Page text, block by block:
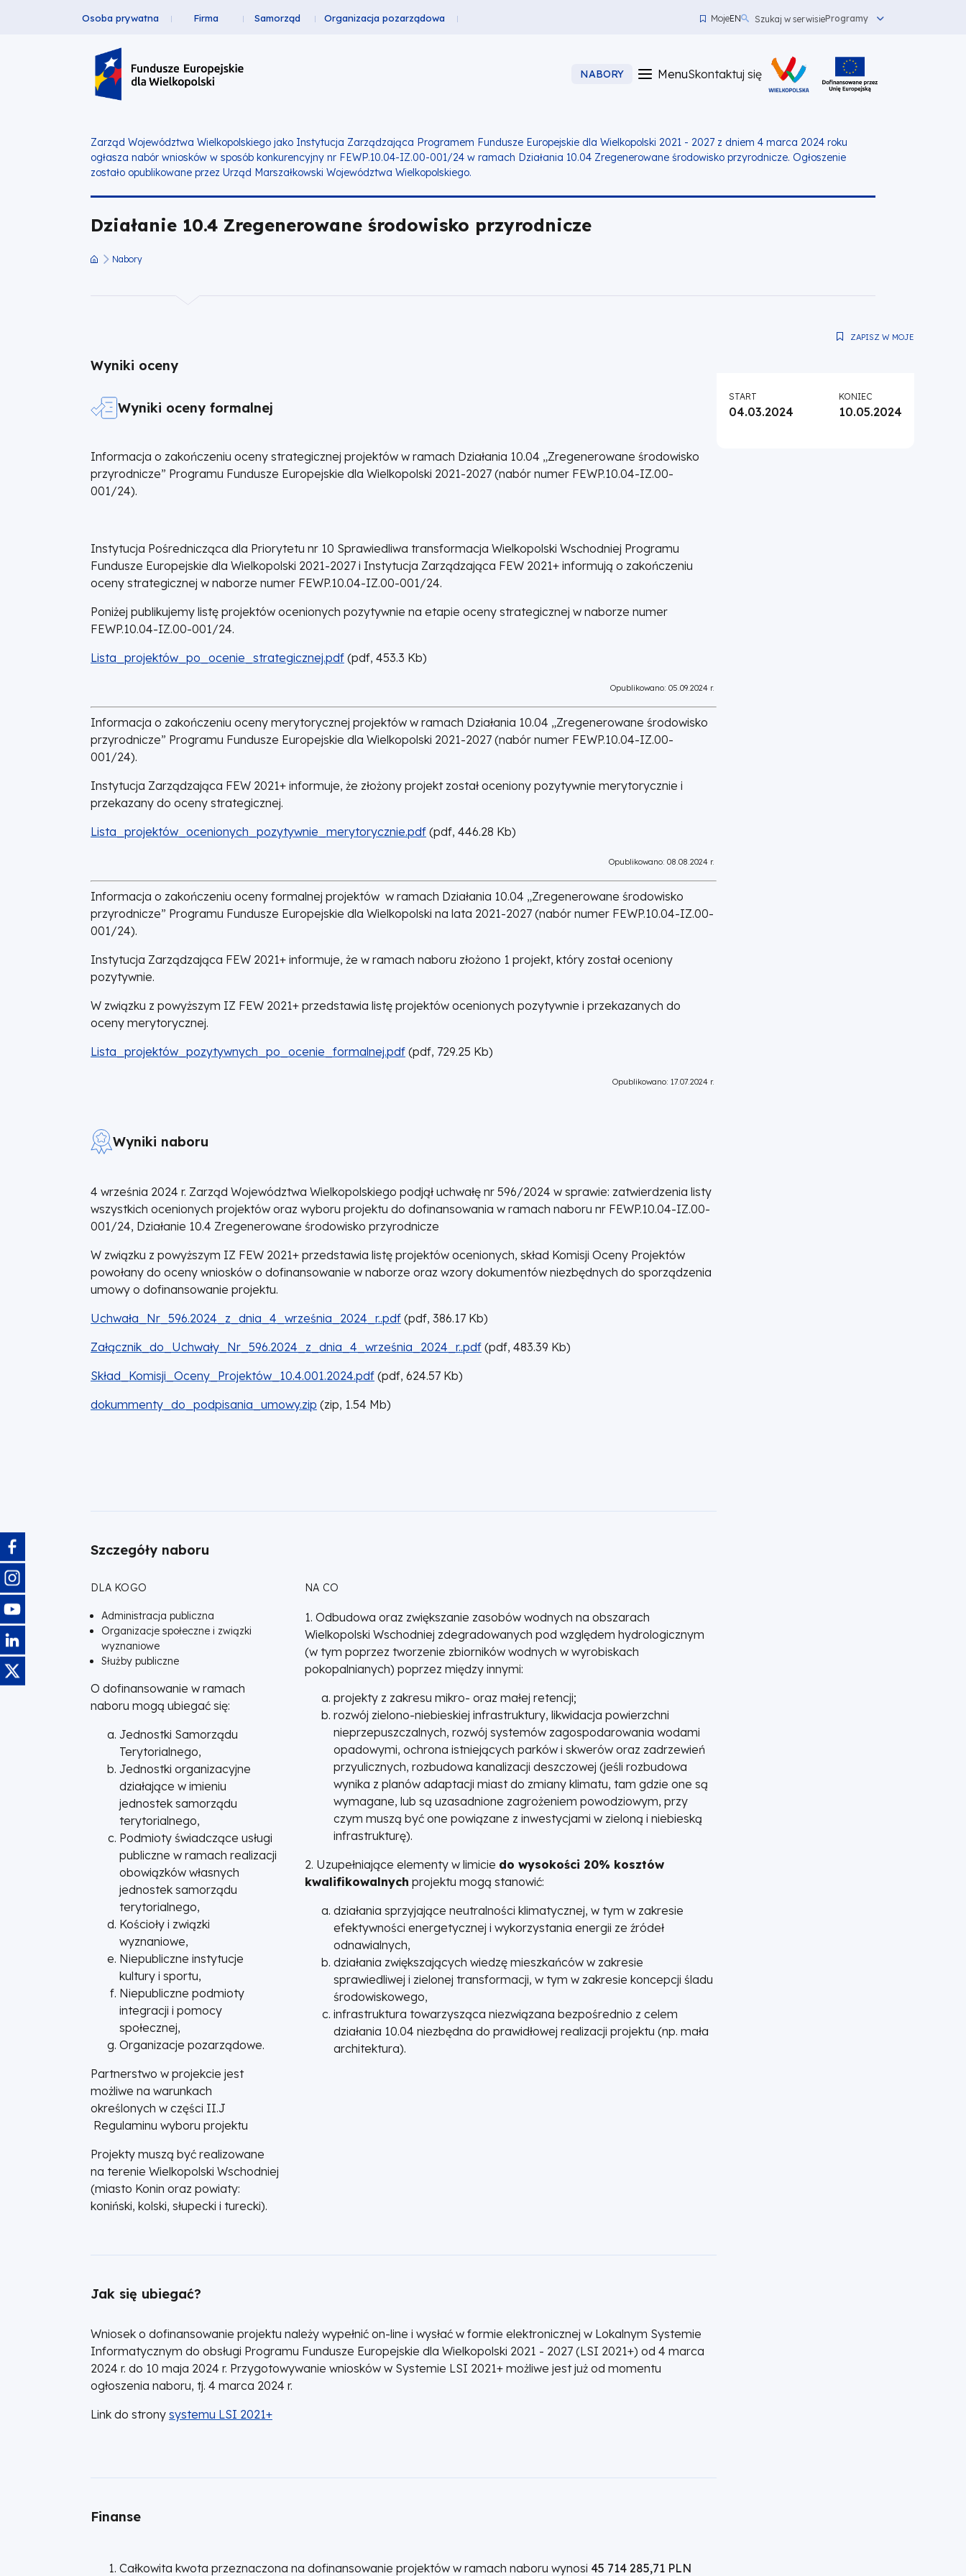
Zregenerowane
środowisko
przyrodnicze
Fundusze
Header
Top
Osoba prywatna Firma Samorząd Organizacja pozarządowa MojeEN
top
left
Szukaj w serwisieProgramy
NABORY Menu
Skontaktuj
Skontaktuj się
Zarząd Województwa Wielkopolskiego jako Instytucja Zarządzająca Programem Fundusze Europejskie dla Wielkopolski 2021 - 2027 z dniem 4 marca 2024 roku
ogłasza nabór wniosków w sposób konkurencyjny nr FEWP.10.04-IZ.00-001/24 w ramach Działania 10.04 Zregenerowane środowisko przyrodnicze. Ogłoszenie
zostało opublikowane przez Urząd Marszałkowski Województwa Wielkopolskiego.
Działanie 10.4 Zregenerowane środowisko przyrodnicze
nawigacyjna
Nabory
Wyniki oceny
Wyniki oceny formalnej
Informacja o zakończeniu oceny strategicznej projektów w ramach Działania 10.04 „Zregenerowane środowisko
przyrodnicze” Programu Fundusze Europejskie dla Wielkopolski 2021-2027 (nabór numer FEWP.10.04-IZ.00-
001/24).
Instytucja Pośrednicząca dla Priorytetu nr 10 Sprawiedliwa transformacja Wielkopolski Wschodniej Programu
Fundusze Europejskie dla Wielkopolski 2021-2027 i Instytucja Zarządzająca FEW 2021+ informują o zakończeniu
oceny strategicznej w naborze numer FEWP.10.04-IZ.00-001/24.
Poniżej publikujemy listę projektów ocenionych pozytywnie na etapie oceny strategicznej w naborze numer
FEWP.10.04-IZ.00-001/24.
DOKUMENT
Lista_projektów_po_ocenie_strategicznej.pdf (pdf, 453.3 Kb)
Opublikowano: 05.09.2024 r.
Informacja o zakończeniu oceny merytorycznej projektów w ramach Działania 10.04 „Zregenerowane środowisko
przyrodnicze” Programu Fundusze Europejskie dla Wielkopolski 2021-2027 (nabór numer FEWP.10.04-IZ.00-
001/24).
Instytucja Zarządzająca FEW 2021+ informuje, że złożony projekt został oceniony pozytywnie merytorycznie i
przekazany do oceny strategicznej.
DOKUMENT
Lista_projektów_ocenionych_pozytywnie_merytorycznie.pdf (pdf, 446.28 Kb)
Opublikowano: 08.08.2024 r.
Informacja o zakończeniu oceny formalnej projektów w ramach Działania 10.04 „Zregenerowane środowisko
przyrodnicze” Programu Fundusze Europejskie dla Wielkopolski na lata 2021-2027 (nabór numer FEWP.10.04-IZ.00-
001/24).
Instytucja Zarządzająca FEW 2021+ informuje, że w ramach naboru złożono 1 projekt, który został oceniony
pozytywnie.
W związku z powyższym IZ FEW 2021+ przedstawia listę projektów ocenionych pozytywnie i przekazanych do
oceny merytorycznej.
DOKUMENT
Lista_projektów_pozytywnych_po_ocenie_formalnej.pdf (pdf, 729.25 Kb)
Opublikowano: 17.07.2024 r.
Wyniki naboru
4 września 2024 r. Zarząd Województwa Wielkopolskiego podjął uchwałę nr 596/2024 w sprawie: zatwierdzenia listy
wszystkich ocenionych projektów oraz wyboru projektu do dofinansowania w ramach naboru nr FEWP.10.04-IZ.00-
001/24, Działanie 10.4 Zregenerowane środowisko przyrodnicze
W związku z powyższym IZ FEW 2021+ przedstawia listę projektów ocenionych, skład Komisji Oceny Projektów
powołany do oceny wniosków o dofinansowanie w naborze oraz wzory dokumentów niezbędnych do sporządzenia
umowy o dofinansowanie projektu.
DOKUMENT
Uchwała_Nr_596.2024_z_dnia_4_września_2024_r..pdf (pdf, 386.17 Kb)
DOKUMENT
Załącznik_do_Uchwały_Nr_596.2024_z_dnia_4_września_2024_r..pdf (pdf, 483.39 Kb)
DOKUMENT
Skład_Komisji_Oceny_Projektów_10.4.001.2024.pdf (pdf, 624.57 Kb)
DOKUMENT
dokummenty_do_podpisania_umowy.zip (zip, 1.54 Mb)
Szczegóły naboru
DLA KOGO
Administracja publiczna
Organizacje społeczne i związki
wyznaniowe
Służby publiczne
O dofinansowanie w ramach
naboru mogą ubiegać się:
Jednostki Samorządu
Terytorialnego,
Jednostki organizacyjne
działające w imieniu
jednostek samorządu
terytorialnego,
Podmioty świadczące usługi
publiczne w ramach realizacji
obowiązków własnych
jednostek samorządu
terytorialnego,
Kościoły i związki
wyznaniowe,
Niepubliczne instytucje
kultury i sportu,
Niepubliczne podmioty
integracji i pomocy
społecznej,
Organizacje pozarządowe.
Partnerstwo w projekcie jest
możliwe na warunkach
określonych w części II.J
Regulaminu wyboru projektu
Projekty muszą być realizowane
na terenie Wielkopolski Wschodniej
(miasto Konin oraz powiaty:
koniński, kolski, słupecki i turecki).
NA CO
1. Odbudowa oraz zwiększanie zasobów wodnych na obszarach
Wielkopolski Wschodniej zdegradowanych pod względem hydrologicznym
(w tym poprzez tworzenie zbiorników wodnych w wyrobiskach
pokopalnianych) poprzez między innymi:
projekty z zakresu mikro- oraz małej retencji;
rozwój zielono-niebieskiej infrastruktury, likwidacja powierzchni
nieprzepuszczalnych, rozwój systemów zagospodarowania wodami
opadowymi, ochrona istniejących parków i skwerów oraz zadrzewień
przyulicznych, rozbudowa kanalizacji deszczowej (jeśli rozbudowa
wynika z planów adaptacji miast do zmiany klimatu, tam gdzie one są
wymagane, lub są uzasadnione zagrożeniem powodziowym, przy
czym muszą być one powiązane z inwestycjami w zieloną i niebieską
infrastrukturę).
2. Uzupełniające elementy w limicie do wysokości 20% kosztów
kwalifikowalnych projektu mogą stanowić:
działania sprzyjające neutralności klimatycznej, w tym w zakresie
efektywności energetycznej i wykorzystania energii ze źródeł
odnawialnych,
działania zwiększających wiedzę mieszkańców w zakresie
sprawiedliwej i zielonej transformacji, w tym w zakresie koncepcji śladu
środowiskowego,
infrastruktura towarzysząca niezwiązana bezpośrednio z celem
działania 10.04 niezbędna do prawidłowej realizacji projektu (np. mała
architektura).
Jak się ubiegać?
Wniosek o dofinansowanie projektu należy wypełnić on-line i wysłać w formie elektronicznej w Lokalnym Systemie
Informatycznym do obsługi Programu Fundusze Europejskie dla Wielkopolski 2021 - 2027 (LSI 2021+) od 4 marca
2024 r. do 10 maja 2024 r. Przygotowywanie wniosków w Systemie LSI 2021+ możliwe jest już od momentu
ogłoszenia naboru, tj. 4 marca 2024 r.
Link do strony systemu LSI 2021+
Finanse
Całkowita kwota przeznaczona na dofinansowanie projektów w ramach naboru wynosi 45 714 285,71 PLN
ZAPISZ W MOJE
START
04.03.2024
KONIEC
10.05.2024
Obraz
Obraz
Obraz
Obraz
Obraz